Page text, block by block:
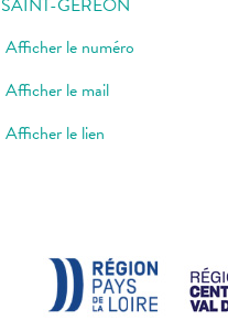
SAINT-GEREON
Afficher le numéro
Afficher le mail
Afficher le lien